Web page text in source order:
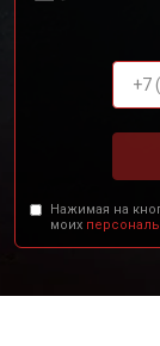
Нажимая на
моих